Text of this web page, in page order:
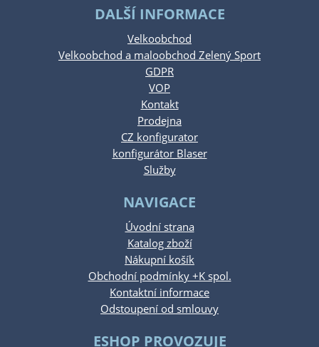
DALŠÍ INFORMACE
Velkoobchod
Velkoobchod a maloobchod Zelený Sport
GDPR
VOP
Kontakt
Prodejna
CZ konfigurator
konfigurátor Blaser
Služby
NAVIGACE
Úvodní strana
Katalog zboží
Nákupní košík
Obchodní podmínky +K spol.
Kontaktní informace
Odstoupení od smlouvy
ESHOP PROVOZUJE